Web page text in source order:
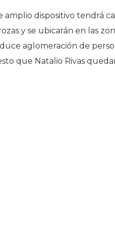
amplio dispositivo tendrá
y se ubicarán en las
aglomeración de
que Natalio Rivas